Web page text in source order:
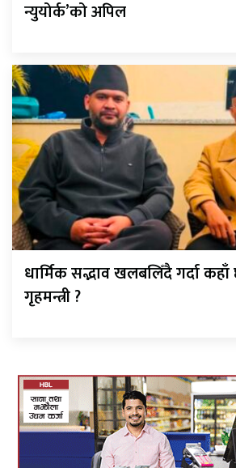
न्युयोर्क’को अपिल
धार्मिक सद्भाव खलबलिँदै गर्दा कहाँ
गृहमन्त्री ?